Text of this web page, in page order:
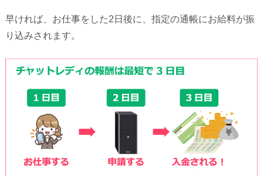
早ければ、お仕事をした2日後に、指定の通帳にお給料が振
り込みされます。